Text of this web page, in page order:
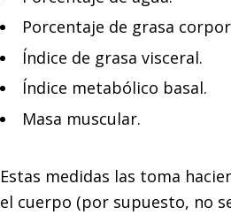
Porcentaje de grasa
Índice de grasa visceral.
Índice metabólico basal.
Masa muscular.
Estas medidas las toma
el cuerpo (por supuesto, no